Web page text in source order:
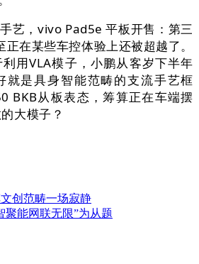
，vivo Pad5e 平板开售：第三
在某些车控体验上还被超越了。
用VLA模子，小鹏从客岁下半年
就是具身智能范畴的支流手艺框
BKB从板表态，筹算正在车端摆
大模子？
创范畴一场寂静
聚能网联无限”为从题